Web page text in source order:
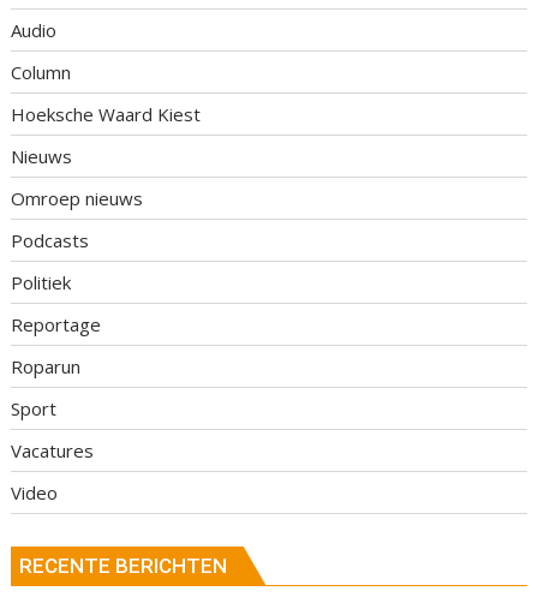
Audio
Column
Hoeksche Waard Kiest
Nieuws
Omroep nieuws
Podcasts
Politiek
Reportage
Roparun
Sport
Vacatures
Video
RECENTE BERICHTEN